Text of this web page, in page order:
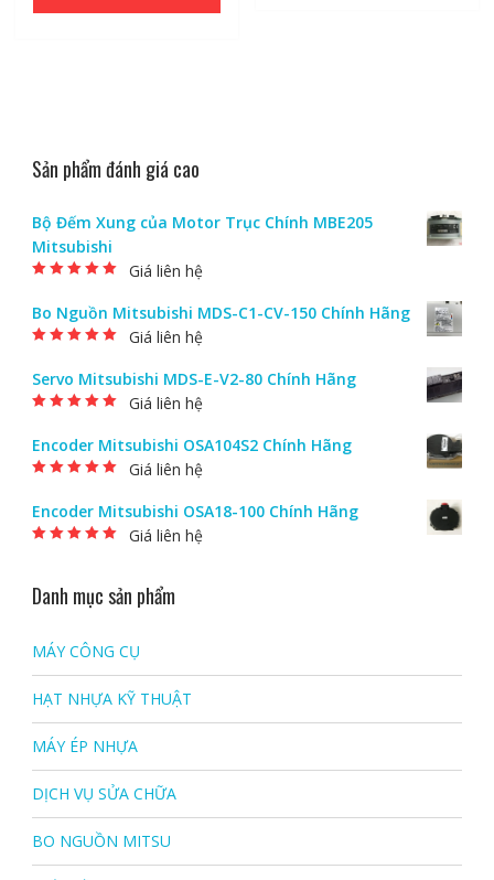
Sản phẩm đánh giá cao
Bộ Đếm Xung của Motor Trục Chính MBE205
Mitsubishi
Giá liên hệ
Bo Nguồn Mitsubishi MDS-C1-CV-150 Chính Hãng
Giá liên hệ
Servo Mitsubishi MDS-E-V2-80 Chính Hãng
Giá liên hệ
Encoder Mitsubishi OSA104S2 Chính Hãng
Giá liên hệ
Encoder Mitsubishi OSA18-100 Chính Hãng
Giá liên hệ
Danh mục sản phẩm
MÁY CÔNG CỤ
HẠT NHỰA KỸ THUẬT
MÁY ÉP NHỰA
DỊCH VỤ SỬA CHỮA
BO NGUỒN MITSU